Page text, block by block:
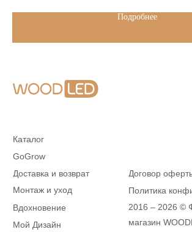
Подробнее